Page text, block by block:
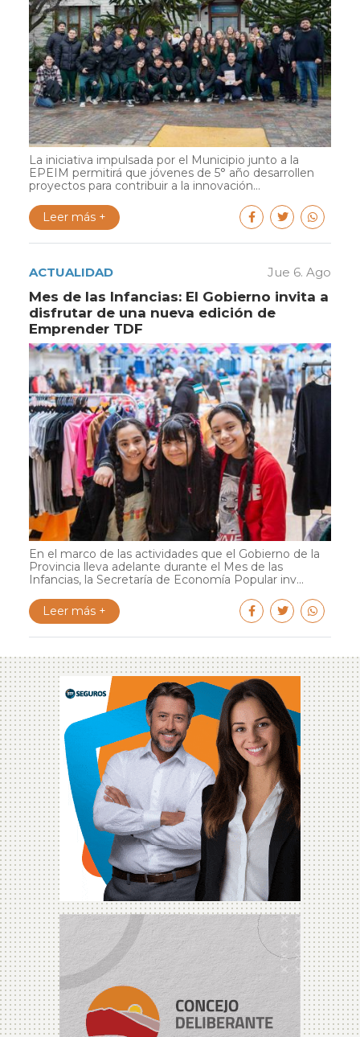
La iniciativa impulsada por el Municipio junto a la
EPEIM permitirá que jóvenes de 5° año desarrollen
proyectos para contribuir a la innovación...
Leer más +
ACTUALIDAD Jue 6. Ago
Mes de las Infancias: El Gobierno invita a
disfrutar de una nueva edición de
Emprender TDF
En el marco de las actividades que el Gobierno de la
Provincia lleva adelante durante el Mes de las
Infancias, la Secretaría de Economía Popular inv...
Leer más +